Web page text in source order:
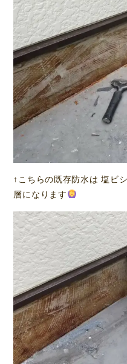
↑こちらの既存防水は 塩ビ
層になります